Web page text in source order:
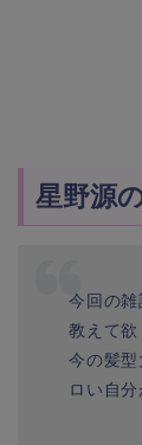
星野源
今回の雑
教えて欲
今の髪型
ロい自